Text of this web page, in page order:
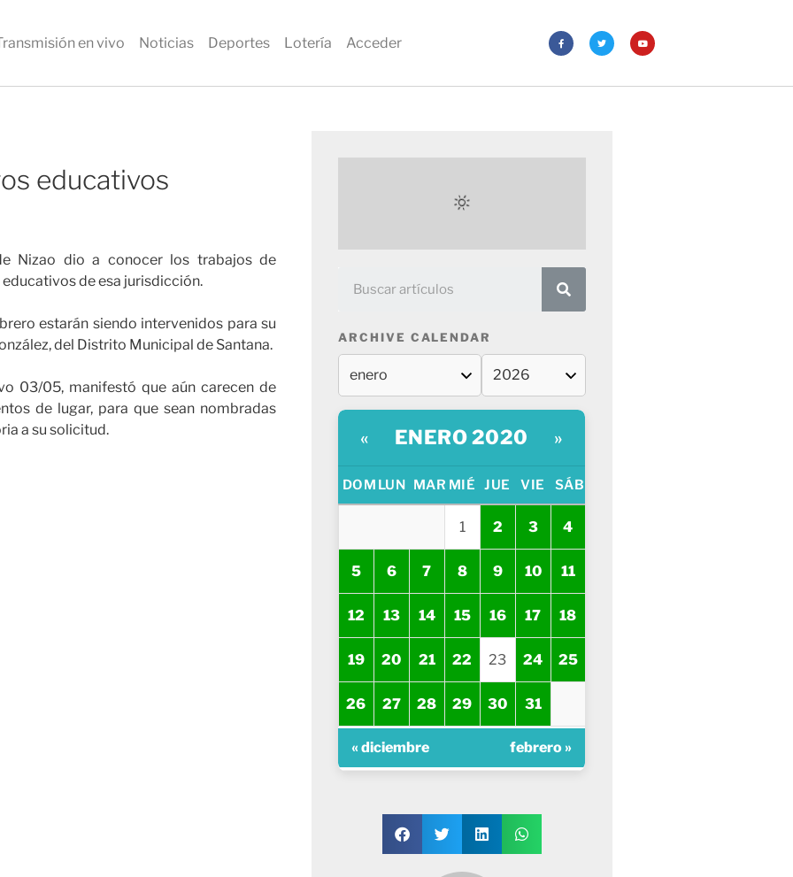
en vivo Noticias Deportes Lotería Acceder
educativos
Nizao dio a conocer los trabajos de
de esa jurisdicción.
estarán siendo intervenidos para su
del Distrito Municipal de Santana.
03/05, manifestó que aún carecen de
de lugar, para que sean nombradas
a su solicitud.
ARCHIVE CALENDAR
« ENERO 2020 »
DOM LUN MAR MIÉ JUE VIE SÁB
1 2 3 4
5 6 7 8 9 10 11
12 13 14 15 16 17 18
19 20 21 22 23 24 25
26 27 28 29 30 31
« diciembre febrero »